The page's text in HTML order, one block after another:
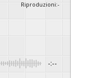
Riproduzioni:-
-:--